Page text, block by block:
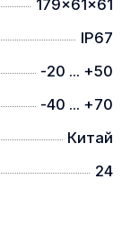
179x61x61
IP67
-20 ... +50
-40 ... +70
Китай
24